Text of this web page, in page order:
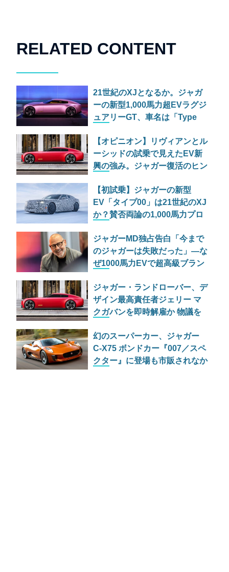
RELATED CONTENT
21世紀のXJとなるか。ジャガ
ーの新型1,000馬力超EVラグジ
ュアリーGT、車名は「Type
【オピニオン】リヴィアンとル
ーシッドの試乗で見えたEV新
興の強み。ジャガー復活のヒン
【初試乗】ジャガーの新型
EV「タイプ00」は21世紀のXJ
か？賛否両論の1,000馬力プロ
ジャガーMD独占告白「今まで
のジャガーは失敗だった」―な
ぜ1000馬力EVで超高級ブラン
ジャガー・ランドローバー、デ
ザイン最高責任者ジェリー マ
クガバンを即時解雇か 物議を
れる？
幻のスーパーカー、ジャガー
C-X75 ボンドカー『007／スペ
クター』に登場も市販されなか